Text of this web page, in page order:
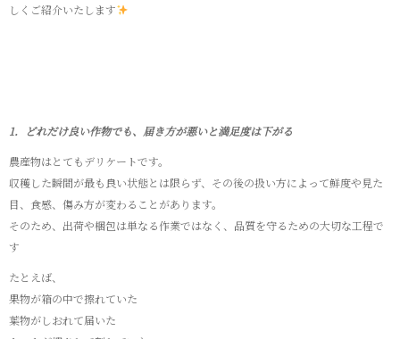
しくご紹介いたします
1．どれだけ良い作物でも、届き方が悪いと満足度は下がる
農産物はとてもデリケートです。
収穫した瞬間が最も良い状態とは限らず、その後の扱い方によって鮮度や見た
目、食感、傷み方が変わることがあります。
そのため、出荷や梱包は単なる作業ではなく、品質を守るための大切な工程で
す
たとえば、
果物が箱の中で擦れていた
葉物がしおれて届いた